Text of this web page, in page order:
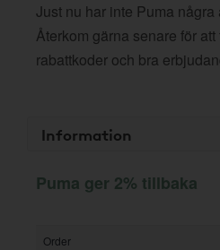
Just nu har inte Puma några
Återkom gärna senare för
rabattkoder och bra
Information
Puma ger 2% tillbaka
Order